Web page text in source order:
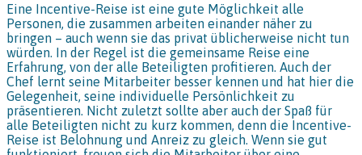
Eine Incentive-Reise ist eine gute Möglichkeit alle
Personen, die zusammen arbeiten einander näher zu
bringen – auch wenn sie das privat üblicherweise nicht tun
würden. In der Regel ist die gemeinsame Reise eine
Erfahrung, von der alle Beteiligten profitieren. Auch der
Chef lernt seine Mitarbeiter besser kennen und hat hier die
Gelegenheit, seine individuelle Persönlichkeit zu
präsentieren. Nicht zuletzt sollte aber auch der Spaß für
alle Beteiligten nicht zu kurz kommen, denn die Incentive-
Reise ist Belohnung und Anreiz zu gleich. Wenn sie gut